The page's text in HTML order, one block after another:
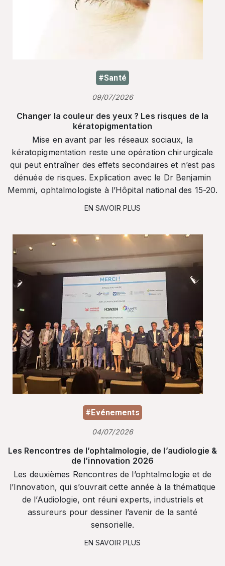
#Santé
09/07/2026
Changer la couleur des yeux ? Les risques de la
kératopigmentation
Mise en avant par les réseaux sociaux, la
kératopigmentation reste une opération chirurgicale
qui peut entraîner des effets secondaires et n’est pas
dénuée de risques. Explication avec le Dr Benjamin
Memmi, ophtalmologiste à l’Hôpital national des 15-20.
EN SAVOIR PLUS
#Evénements
04/07/2026
Les Rencontres de l’ophtalmologie, de l’audiologie &
de l’innovation 2026
Les deuxièmes Rencontres de l’ophtalmologie et de
l’Innovation, qui s’ouvrait cette année à la thématique
de l’Audiologie, ont réuni experts, industriels et
assureurs pour dessiner l’avenir de la santé
sensorielle.
EN SAVOIR PLUS